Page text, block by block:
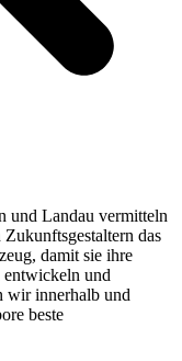
und Landau vermitteln
das
damit sie ihre
entwickeln und
wir innerhalb und
beste